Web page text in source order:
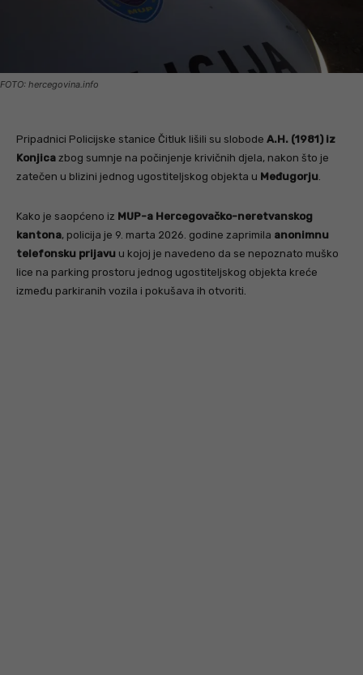
FOTO: hercegovina.info
Pripadnici Policijske stanice Čitluk lišili su slobode A.H. (1981) iz
Konjica zbog sumnje na počinjenje krivičnih djela, nakon što je
zatečen u blizini jednog ugostiteljskog objekta u Međugorju.
Kako je saopćeno iz MUP-a Hercegovačko-neretvanskog
kantona, policija je 9. marta 2026. godine zaprimila anonimnu
telefonsku prijavu u kojoj je navedeno da se nepoznato muško
lice na parking prostoru jednog ugostiteljskog objekta kreće
između parkiranih vozila i pokušava ih otvoriti.